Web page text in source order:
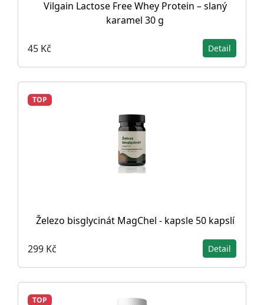
Vilgain Lactose Free Whey Protein – slaný
karamel 30 g
45 Kč Detail
TOP
Železo bisglycinát MagChel - kapsle 50 kapslí
299 Kč Detail
TOP